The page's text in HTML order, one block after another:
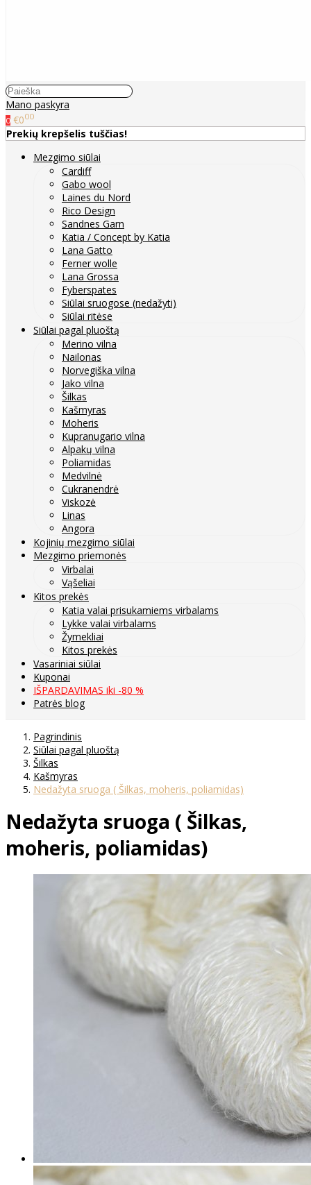
Mano paskyra
0 €000
Prekių krepšelis tuščias!
Mezgimo siūlai
Cardiff
Gabo wool
Laines du Nord
Rico Design
Sandnes Garn
Katia / Concept by Katia
Lana Gatto
Ferner wolle
Lana Grossa
Fyberspates
Siūlai sruogose (nedažyti)
Siūlai ritėse
Siūlai pagal pluoštą
Merino vilna
Nailonas
Norvegiška vilna
Jako vilna
Šilkas
Kašmyras
Moheris
Kupranugario vilna
Alpakų vilna
Poliamidas
Medvilnė
Cukranendrė
Viskozė
Linas
Angora
Kojinių mezgimo siūlai
Mezgimo priemonės
Virbalai
Vąšeliai
Kitos prekės
Katia valai prisukamiems virbalams
Lykke valai virbalams
Žymekliai
Kitos prekės
Vasariniai siūlai
Kuponai
IŠPARDAVIMAS iki -80 %
Patrės blog
Pagrindinis
Siūlai pagal pluoštą
Šilkas
Kašmyras
Nedažyta sruoga ( Šilkas, moheris, poliamidas)
Nedažyta sruoga ( Šilkas,
moheris, poliamidas)